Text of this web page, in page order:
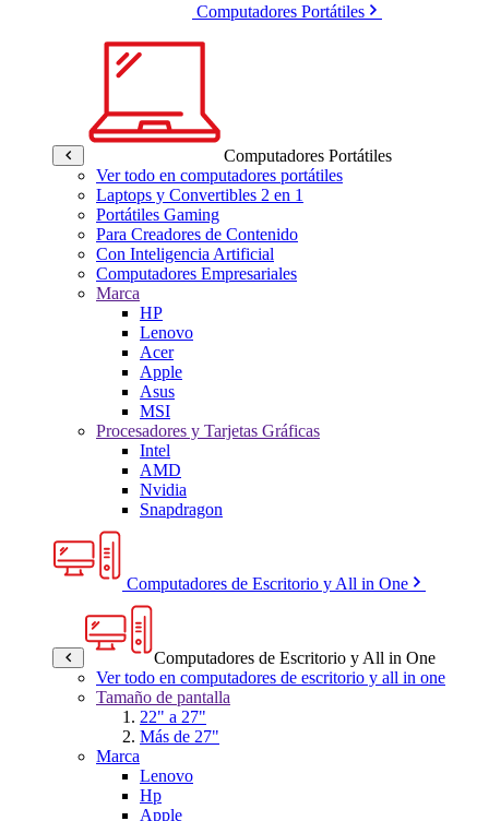
Computadores Portátiles
Computadores Portátiles
Ver todo en computadores portátiles
Laptops y Convertibles 2 en 1
Portátiles Gaming
Para Creadores de Contenido
Con Inteligencia Artificial
Computadores Empresariales
Marca
HP
Lenovo
Acer
Apple
Asus
MSI
Procesadores y Tarjetas Gráficas
Intel
AMD
Nvidia
Snapdragon
Computadores de Escritorio y All in One
Computadores de Escritorio y All in One
Ver todo en computadores de escritorio y all in one
Tamaño de pantalla
22" a 27"
Más de 27"
Marca
Lenovo
Hp
Apple